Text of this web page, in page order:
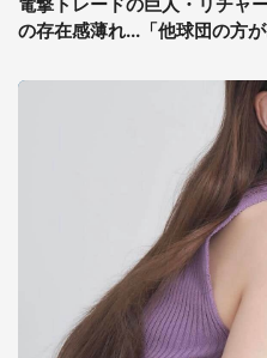
の存在感薄れ...「他球団の方